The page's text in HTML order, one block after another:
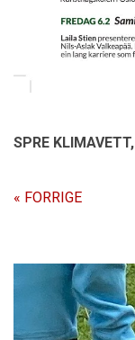
SPRE KLIMAVETT,
« FORRIGE